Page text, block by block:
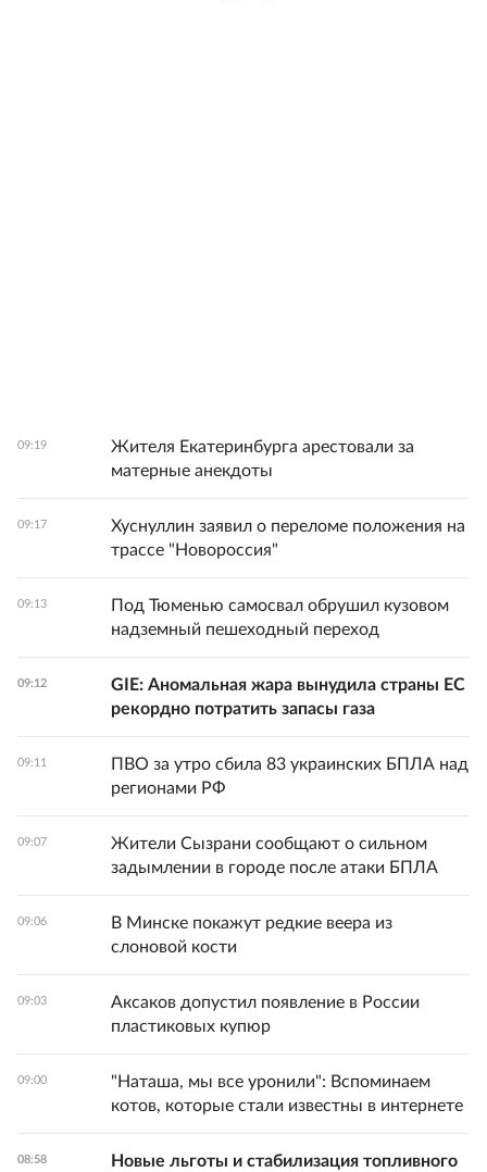
09:19
Жителя Екатеринбурга арестовали за
матерные анекдоты
09:17
Хуснуллин заявил о переломе положения на
трассе "Новороссия"
09:13
Под Тюменью самосвал обрушил кузовом
надземный пешеходный переход
09:12
GIE: Аномальная жара вынудила страны ЕС
рекордно потратить запасы газа
09:11
ПВО за утро сбила 83 украинских БПЛА над
регионами РФ
09:07
Жители Сызрани сообщают о сильном
задымлении в городе после атаки БПЛА
09:06
В Минске покажут редкие веера из
слоновой кости
09:03
Аксаков допустил появление в России
пластиковых купюр
09:00
"Наташа, мы все уронили": Вспоминаем
котов, которые стали известны в интернете
08:58 Новые льготы и стабилизация топливного